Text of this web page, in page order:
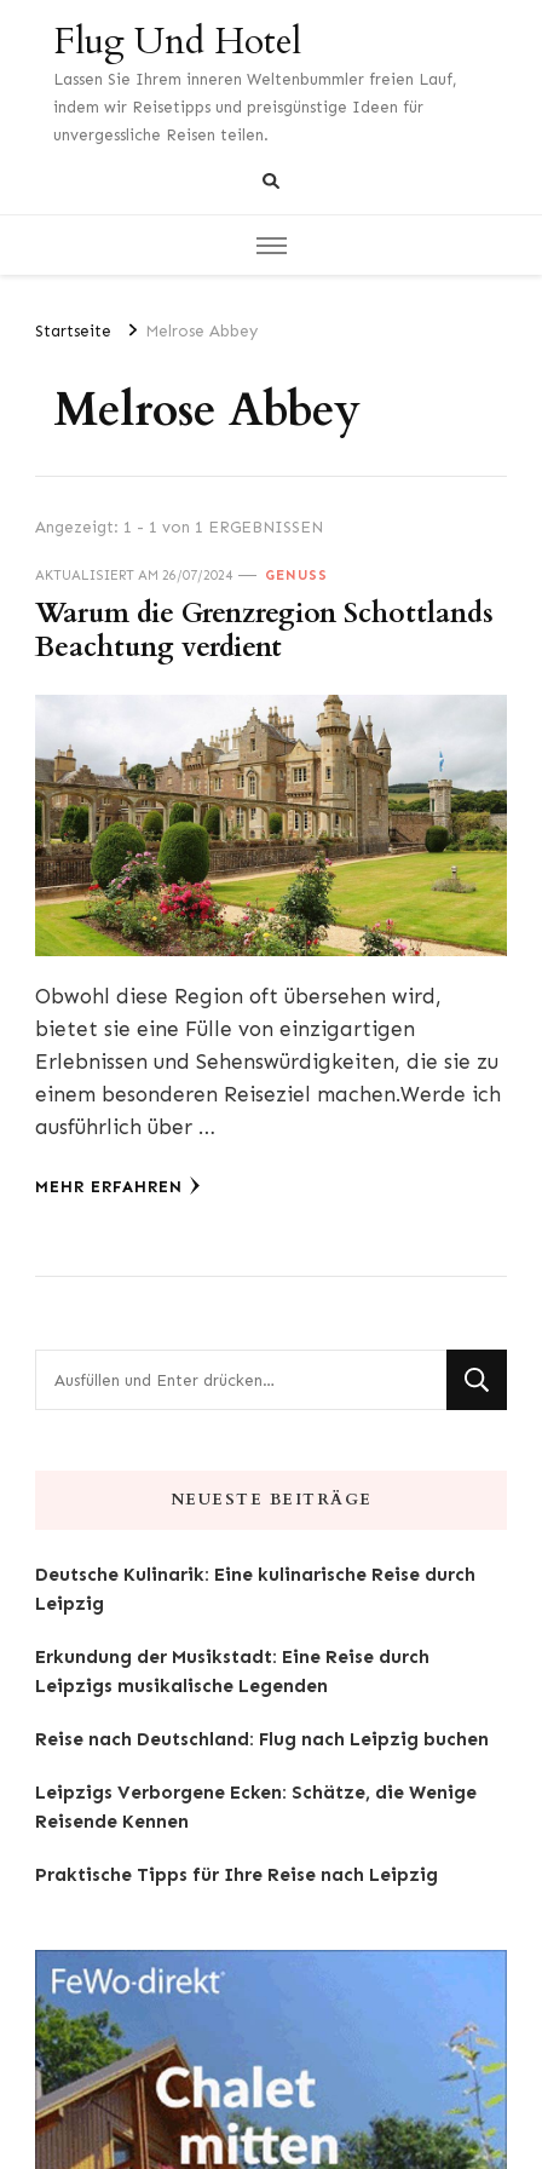
Flug Und Hotel
Lassen Sie Ihrem inneren Weltenbummler freien Lauf,
indem wir Reisetipps und preisgünstige Ideen für
unvergessliche Reisen teilen.
Startseite Melrose Abbey
Melrose Abbey
Angezeigt: 1 - 1 von 1 ERGEBNISSEN
AKTUALISIERT AM 26/07/2024 GENUSS
Warum die Grenzregion Schottlands
Beachtung verdient
Obwohl diese Region oft übersehen wird,
bietet sie eine Fülle von einzigartigen
Erlebnissen und Sehenswürdigkeiten, die sie zu
einem besonderen Reiseziel machen.Werde ich
ausführlich über …
MEHR ERFAHREN
NEUESTE BEITRÄGE
Deutsche Kulinarik: Eine kulinarische Reise durch
Leipzig
Erkundung der Musikstadt: Eine Reise durch
Leipzigs musikalische Legenden
Reise nach Deutschland: Flug nach Leipzig buchen
Leipzigs Verborgene Ecken: Schätze, die Wenige
Reisende Kennen
Praktische Tipps für Ihre Reise nach Leipzig